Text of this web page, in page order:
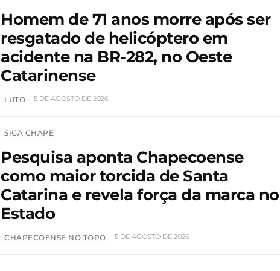
Homem de 71 anos morre após ser
resgatado de helicóptero em
acidente na BR-282, no Oeste
Catarinense
LUTO 5 DE AGOSTO DE 2026
SIGA CHAPE
Pesquisa aponta Chapecoense
como maior torcida de Santa
Catarina e revela força da marca no
Estado
CHAPECOENSE NO TOPO 5 DE AGOSTO DE 2026